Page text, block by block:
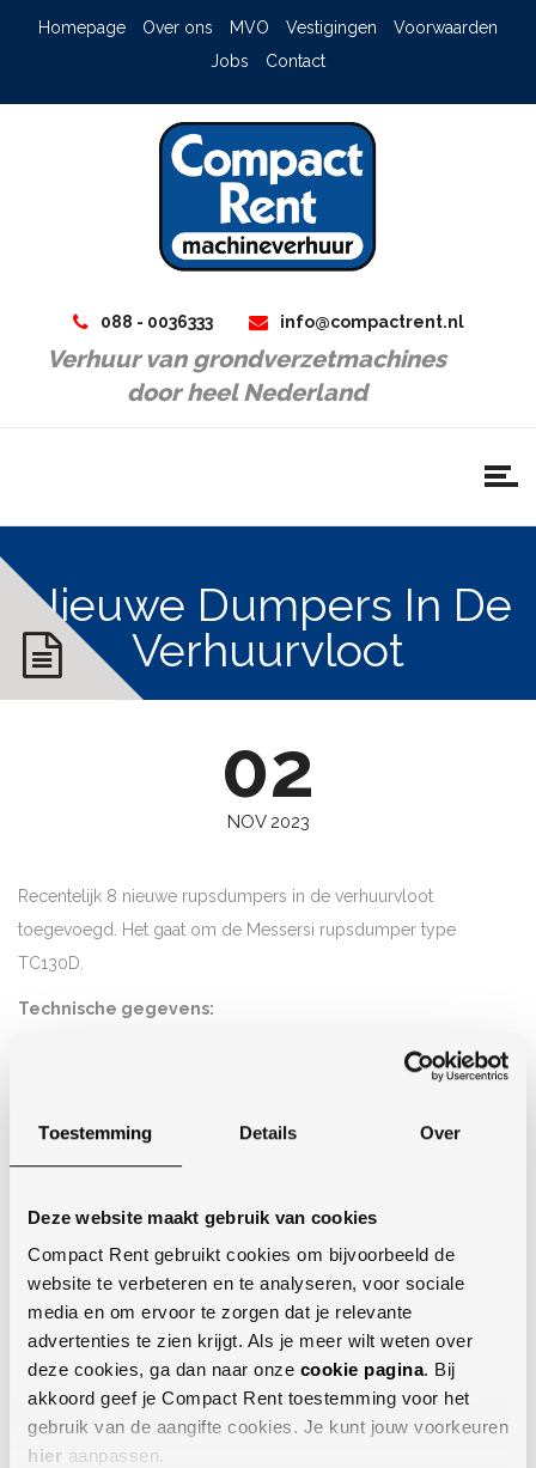
Toestemming Details Over
Deze website maakt gebruik van cookies
Compact Rent gebruikt cookies om bijvoorbeeld de
website te verbeteren en te analyseren, voor sociale
media en om ervoor te zorgen dat je relevante
advertenties te zien krijgt. Als je meer wilt weten over
deze cookies, ga dan naar onze cookie pagina. Bij
akkoord geef je Compact Rent toestemming voor het
gebruik van de aangifte cookies. Je kunt jouw voorkeuren
hier aanpassen.
Homepage Over ons MVO Vestigingen
Voorwaarden
Jobs
Contact
088 - 0036333 info@compactrent.nl
Verhuur van grondverzetmachines
door heel Nederland
Nieuwe Dumpers In De
Verhuurvloot
02
NOV 2023
Recentelijk 8 nieuwe rupsdumpers in de verhuurvloot
toegevoegd. Het gaat om de Messersi rupsdumper type
TC130D.
Technische gegevens:
Hydro statisch aangedreven: 2 x 33l/ min. 250 bar variabele
Tandwielpomp t.b.v. kippen en roteren: 21 liter
Laadvermogen: 1.000 kg
Breedte rupsen: 23 cm.
Robuuste onderwagen ( schranklader/ bulldozer principe)
Onderrollen 5 x gegoten, de middelste rollen zijn van het
pendelende type.